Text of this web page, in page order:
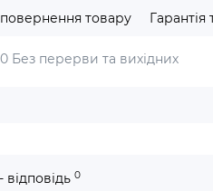
товару Гарантія
Без перерви та вихідних
0
350/350-U (523583) кава